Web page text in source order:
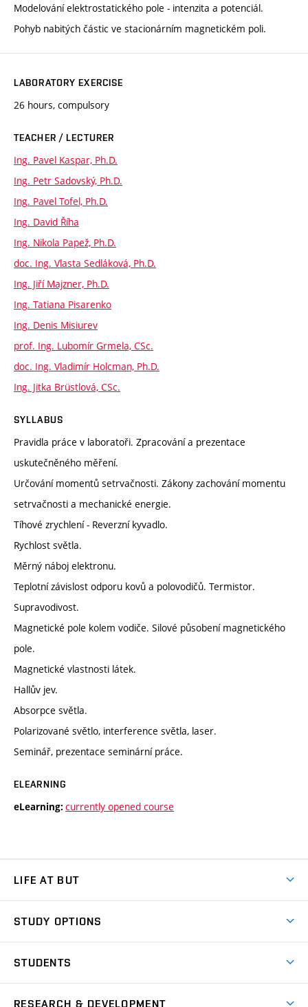
Modelování elektrostatického pole - intenzita a potenciál.
Pohyb nabitých částic ve stacionárním magnetickém poli.
LABORATORY EXERCISE
26 hours, compulsory
TEACHER / LECTURER
Ing. Pavel Kaspar, Ph.D.
Ing. Petr Sadovský, Ph.D.
Ing. Pavel Tofel, Ph.D.
Ing. David Říha
Ing. Nikola Papež, Ph.D.
doc. Ing. Vlasta Sedláková, Ph.D.
Ing. Jiří Majzner, Ph.D.
Ing. Tatiana Pisarenko
Ing. Denis Misiurev
prof. Ing. Lubomír Grmela, CSc.
doc. Ing. Vladimír Holcman, Ph.D.
Ing. Jitka Brüstlová, CSc.
SYLLABUS
Pravidla práce v laboratoři. Zpracování a prezentace
uskutečněného měření.
Určování momentů setrvačnosti. Zákony zachování momentu
setrvačnosti a mechanické energie.
Tíhové zrychlení - Reverzní kyvadlo.
Rychlost světla.
Měrný náboj elektronu.
Teplotní závislost odporu kovů a polovodičů. Termistor.
Supravodivost.
Magnetické pole kolem vodiče. Silové působení magnetického
pole.
Magnetické vlastnosti látek.
Hallův jev.
Absorpce světla.
Polarizované světlo, interference světla, laser.
Seminář, prezentace seminární práce.
ELEARNING
eLearning: currently opened course
LIFE AT BUT
Dormitories
STUDY OPTIONS
Degree studies in English
STUDENTS
RESEARCH & DEVELOPMENT